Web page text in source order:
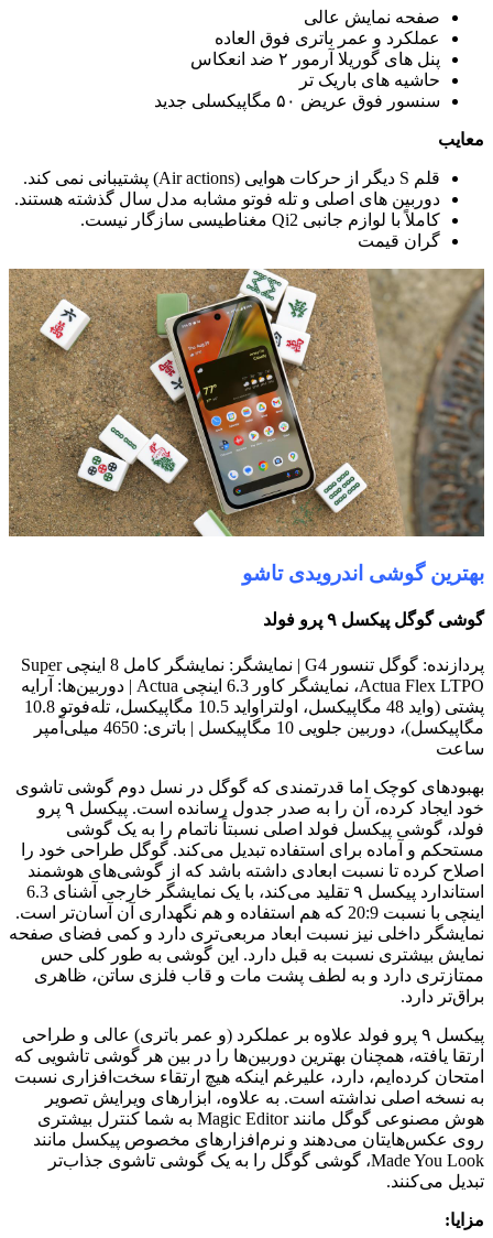
صفحه نمایش عالی
عملکرد و عمر باتری فوق العاده
پنل های گوریلا آرمور ۲ ضد انعکاس
حاشیه های باریک تر
سنسور فوق عریض ۵۰ مگاپیکسلی جدید
معایب
قلم S دیگر از حرکات هوایی (Air actions) پشتیبانی نمی کند.
دوربین های اصلی و تله فوتو مشابه مدل سال گذشته هستند.
کاملاً با لوازم جانبی Qi2 مغناطیسی سازگار نیست.
گران قیمت
بهترین گوشی اندرویدی تاشو
گوشی گوگل پیکسل ۹ پرو فولد
پردازنده: گوگل تنسور G4 | نمایشگر: نمایشگر کامل 8 اینچی Super
Actua Flex LTPO، نمایشگر کاور 6.3 اینچی Actua | دوربین‌ها: آرایه
پشتی (واید 48 مگاپیکسل، اولتراواید 10.5 مگاپیکسل، تله‌فوتو 10.8
مگاپیکسل)، دوربین جلویی 10 مگاپیکسل | باتری: 4650 میلی‌آمپر
ساعت
بهبودهای کوچک اما قدرتمندی که گوگل در نسل دوم گوشی تاشوی
خود ایجاد کرده، آن را به صدر جدول رسانده است. پیکسل ۹ پرو
فولد، گوشی پیکسل فولد اصلی نسبتاً ناتمام را به یک گوشی
مستحکم و آماده برای استفاده تبدیل می‌کند. گوگل طراحی خود را
اصلاح کرده تا نسبت ابعادی داشته باشد که از گوشی‌های هوشمند
استاندارد پیکسل ۹ تقلید می‌کند، با یک نمایشگر خارجی آشنای 6.3
اینچی با نسبت 20:9 که هم استفاده و هم نگهداری آن آسان‌تر است.
نمایشگر داخلی نیز نسبت ابعاد مربعی‌تری دارد و کمی فضای صفحه
نمایش بیشتری نسبت به قبل دارد. این گوشی به طور کلی حس
ممتازتری دارد و به لطف پشت مات و قاب فلزی ساتن، ظاهری
براق‌تر دارد.
پیکسل ۹ پرو فولد علاوه بر عملکرد (و عمر باتری) عالی و طراحی
ارتقا یافته، همچنان بهترین دوربین‌ها را در بین هر گوشی تاشویی که
امتحان کرده‌ایم، دارد، علیرغم اینکه هیچ ارتقاء سخت‌افزاری نسبت
به نسخه اصلی نداشته است. به علاوه، ابزارهای ویرایش تصویر
هوش مصنوعی گوگل مانند Magic Editor به شما کنترل بیشتری
روی عکس‌هایتان می‌دهند و نرم‌افزارهای مخصوص پیکسل مانند
Made You Look، گوشی گوگل را به یک گوشی تاشوی جذاب‌تر
تبدیل می‌کنند.
مزایا: